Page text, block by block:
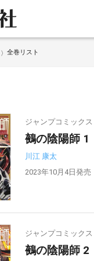
全巻リスト
ジャンプコミックス
鵺の陰陽師 1
川江 康太
2023年10月4日発売
ジャンプコミックス
鵺の陰陽師 2